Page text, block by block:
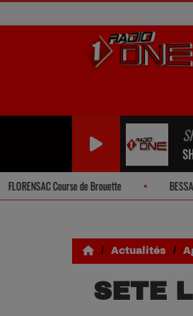
Brouette BESSAN Foire aux Anes
Actualités
SETE